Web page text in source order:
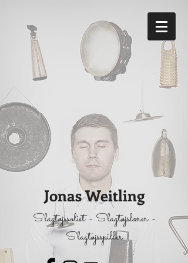
Jonas Weitling
Slagtøjssolist - Slagtøjslærer -
Slagtøjsspiller